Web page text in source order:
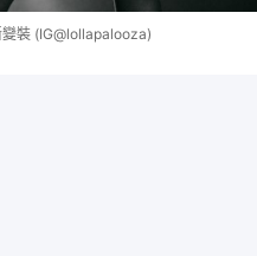
裝 (IG@lollapalooza)